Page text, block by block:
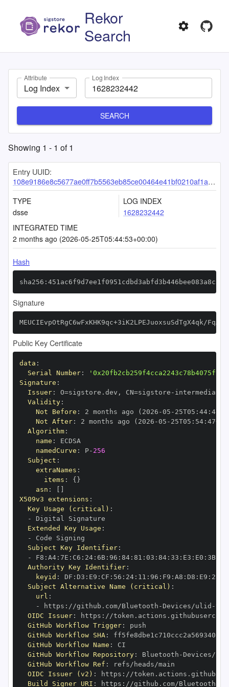
Rekor
Search
Attribute
Log Index
Log Index
SEARCH
Showing 1 - 1 of1
Entry UUID:
108e9186e8c5677ae0ff7b5563eb85ce00464e41bf0210af1adf4389bd44bc06fe599ecd13cfb622
TYPE
dsse
LOG INDEX
1628232442
INTEGRATED TIME
2 months ago (2026-05-25T05:44:53+00:00)
Hash
Signature
MEUCIEvpOtRgC6wFxKHK9qc+3iK2LPEJuoxsuSdTgX4qk/
Public Key Certificate
data :
Serial Number:
Signature :
Issuer: O=sigstore.dev , CN=sigstore -
Validity:
Not Before : 2 months ago (2026 -05 - 25T05 : 44:
Not After: 2 months ago (2026 -05 - 25T05 : 54: 47+00
Algorithm:
name :
namedCurve : P- 256
Subject :
extraNames :
items : { }
asn :
X509v3 extensions :
Key Usage (critical) :
-
Extended Key Usage :
-
Subject Key Identifier:
-
F8 : A4: 7E : C6 : 24: 6B: 96 : 84: 81 : 03 : 84: 33 : E3 : E0 : 3B:
Authority Key Identifier:
keyid : DF : D3 : E9 : CF : 56 : 24: 11 : 96 : F9 : A8 : D8 : E9 : 28
Subject Alternative Name (critical) :
url :
-
https : //github.com/Bluetooth - Devices/ulid -
OIDC Issuer: https :
GitHub Workflow Trigger:
GitHub Workflow SHA:
GitHub Workflow Name :
GitHub Workflow Repository: Bluetooth - Devices/
GitHub Workflow Ref :
OIDC Issuer (v2) : https :
Build Signer URI : https : //github.com/Bluetooth